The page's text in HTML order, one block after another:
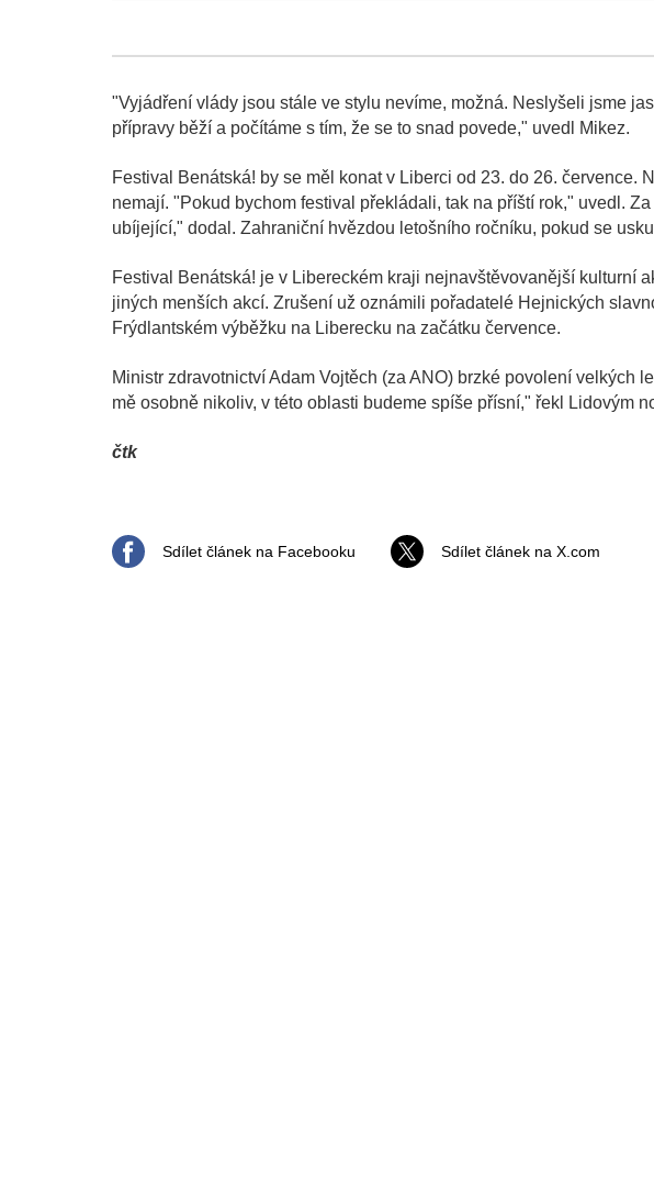
"Vyjádření vlády jsou stále ve stylu nevíme, možná. Neslyšeli jsme
přípravy běží a počítáme s tím, že se to snad povede," uvedl Mikez.
Festival Benátská! by se měl konat v Liberci od 23. do 26. července.
nemají. "Pokud bychom festival překládali, tak na příští rok," uvedl.
ubíjející," dodal. Zahraniční hvězdou letošního ročníku, pokud se
Festival Benátská! je v Libereckém kraji nejnavštěvovanější kulturní
jiných menších akcí. Zrušení už oznámili pořadatelé Hejnických
Frýdlantském výběžku na Liberecku na začátku července.
Ministr zdravotnictví Adam Vojtěch (za ANO) brzké povolení velkých
mě osobně nikoliv, v této oblasti budeme spíše přísní," řekl Lidovým
čtk
Sdílet článek na Facebooku Sdílet článek na X.com